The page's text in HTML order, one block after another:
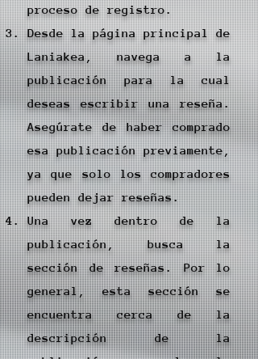
proceso de registro.
Desde la página principal de
Laniakea, navega a la
publicación para la cual
deseas escribir una reseña.
Asegúrate de haber comprado
esa publicación previamente,
ya que solo los compradores
pueden dejar reseñas.
Una vez dentro de la
publicación, busca la
sección de reseñas. Por lo
general, esta sección se
encuentra cerca de la
descripción de la